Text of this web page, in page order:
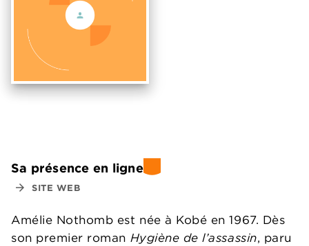
Amélie Nothomb est née à Kobé en 1967. Dès
son premier roman Hygiène de l’assassin, paru
Sa présence en ligne
arrow_forward SITE WEB